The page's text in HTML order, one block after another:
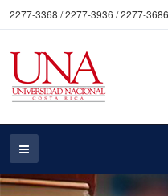
2277-3368 / 2277-3936 / 2277-3686